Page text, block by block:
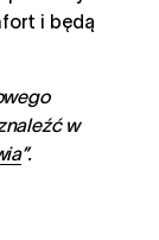
i będą
w
”.